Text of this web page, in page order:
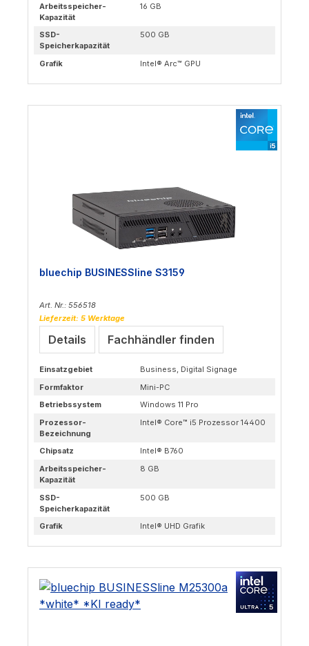
Arbeitsspeicher-
Kapazität
16 GB
SSD-
Speicherkapazität
500 GB
Grafik Intel® Arc™ GPU
bluechip BUSINESSline S3159
Art. Nr.: 556518
Lieferzeit: 5 Werktage
Details Fachhändler finden
Einsatzgebiet
Business, Digital Signage
Formfaktor
Mini-PC
Betriebssystem
Windows 11 Pro
Prozessor-
Bezeichnung
Intel® Core™ i5 Prozessor 14400
Chipsatz
Intel® B760
Arbeitsspeicher-
Kapazität
8 GB
SSD-
Speicherkapazität
500 GB
Grafik Intel® UHD Grafik